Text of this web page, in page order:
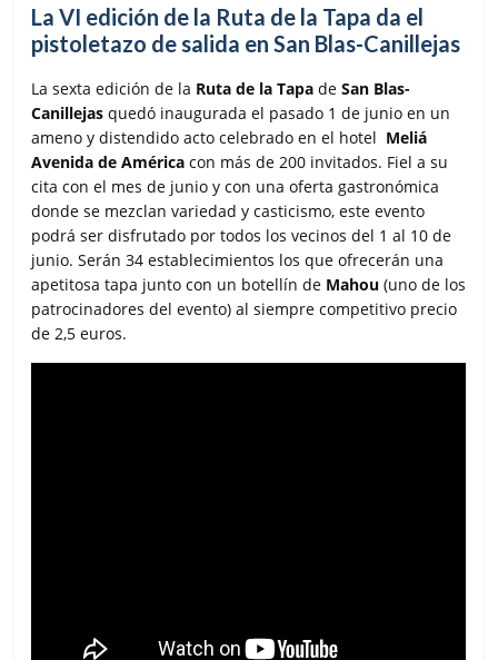
c
e
b
o
o
k
i
t
t
e
a
t
s
A
p
a
i
l
m
p
a
r
i
r
La VI edición de la Ruta de la Tapa da el
pistoletazo de salida en San Blas-Canillejas
La sexta edición de la Ruta de la Tapa deSan Blas-
Canillejas quedó inaugurada el pasado 1 de junio en un
ameno y distendido acto celebrado en el hotel Meliá
Avenida de América con más de 200 invitados. Fiel a su
cita con el mes de junio y con una oferta gastronómica
donde se mezclan variedad y casticismo, este evento
podrá ser disfrutado por todos los vecinos del 1 al 10 de
junio. Serán 34 establecimientos los que ofrecerán una
apetitosa tapa junto con un botellín de Mahou (uno de los
patrocinadores del evento) al siempre competitivo precio
de 2,5 euros.